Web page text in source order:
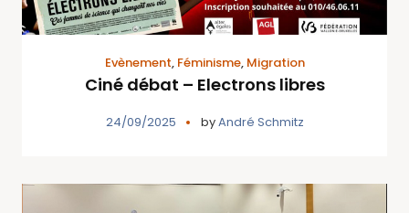
Evènement, Féminisme, Migration
Ciné débat – Electrons libres
24/09/2025 byAndré Schmitz